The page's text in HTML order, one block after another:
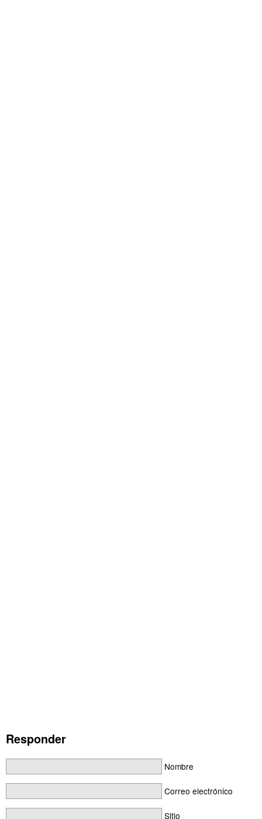
Responder
Nombre
Correo electrónico
Sitio